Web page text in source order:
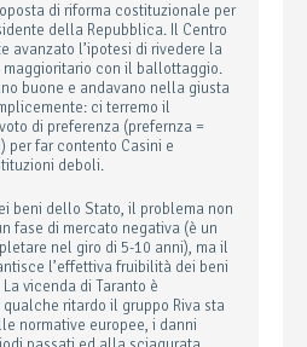
di riforma costituzionale per
della Repubblica. Il Centro
avanzato l’ipotesi di rivedere la
con il ballottaggio.
buone e andavano nella giusta
ci terremo il
di preferenza (prefernza =
per far contento Casini e
deboli.
beni dello Stato, il problema non
fase di mercato negativa (è un
nel giro di 5-10 anni), ma il
l’effettiva fruibilità dei beni
vicenda di Taranto è
ritardo il gruppo Riva sta
normative europee, i danni